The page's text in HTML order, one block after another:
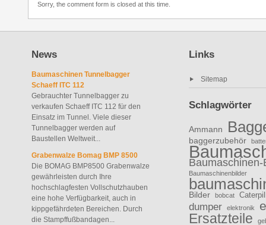
Sorry, the comment form is closed at this time.
News
Baumaschinen Tunnelbagger
Schaeff ITC 112
Gebrauchter Tunnelbagger zu
verkaufen Schaeff ITC 112 für den
Einsatz im Tunnel. Viele dieser
Tunnelbagger werden auf
Baustellen Weltweit...
Grabenwalze Bomag BMP 8500
Die BOMAG BMP8500 Grabenwalze
gewährleisten durch Ihre
hochschlagfesten Vollschutzhauben
eine hohe Verfügbarkeit, auch in
kippgefährdeten Bereichen. Durch
die Stampffußbandagen...
Links
Sitemap
Schlagwörter
Ammann
baggerzubehör
Baumaschinen-
Baumaschinenbilder
Bilder bobcat
dumper elektronik
Ersatzteile